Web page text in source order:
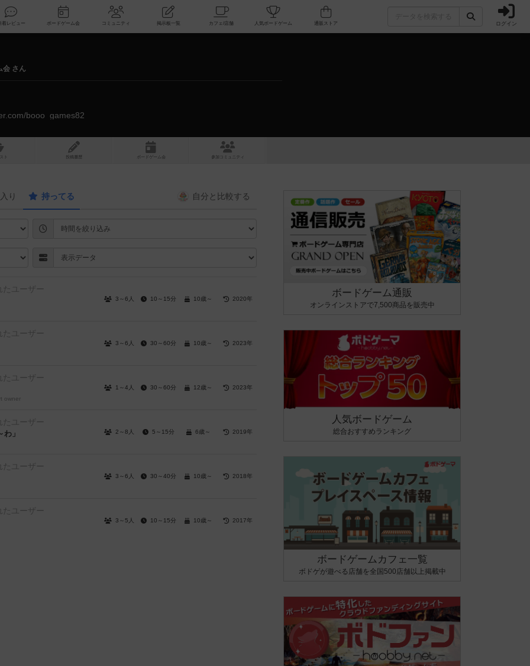
新着レビュー ボードゲーム会 コミュニティ 掲示板一覧 カフェ/店舗 人気ボードゲーム ログイン
会 さん
booo_games82
ト 投稿履歴 ボ ドゲ ーム コミュニティ
り 持ってる 自分と 比較する
たユーザー
3～6人 10～15分 10歳～ 2020年
たユーザー
3～6人 30～60分 10歳～ 2023年
たユーザー
owner
1～4人 30～60分 12歳～ 2023年
たユーザー
」 2～8人 5～15分 6歳～ 2019年
たユーザー
3～6人 30～40分 10歳～ 2018年
たユーザー
3～5人 10～15分 10歳～ 2017年
ボードゲーム通販
オンラインストアで7,500商品を販売中
人気ボードゲーム
総合おすすめランキング
ボードゲームカフェ一覧
ボドゲが遊べる店舗を全国500店舗以上掲載中